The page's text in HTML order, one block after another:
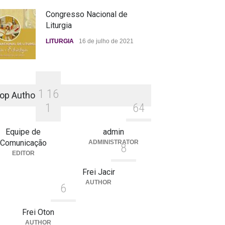
Congresso Nacional de
Liturgia
LITURGIA 16 de julho de 2021
Authors1 1 6
1
Equipe de
Comunicação
EDITOR
64
admin
ADMINISTRATOR
8
Frei Jacir
AUTHOR
6
Frei Oton
AUTHOR